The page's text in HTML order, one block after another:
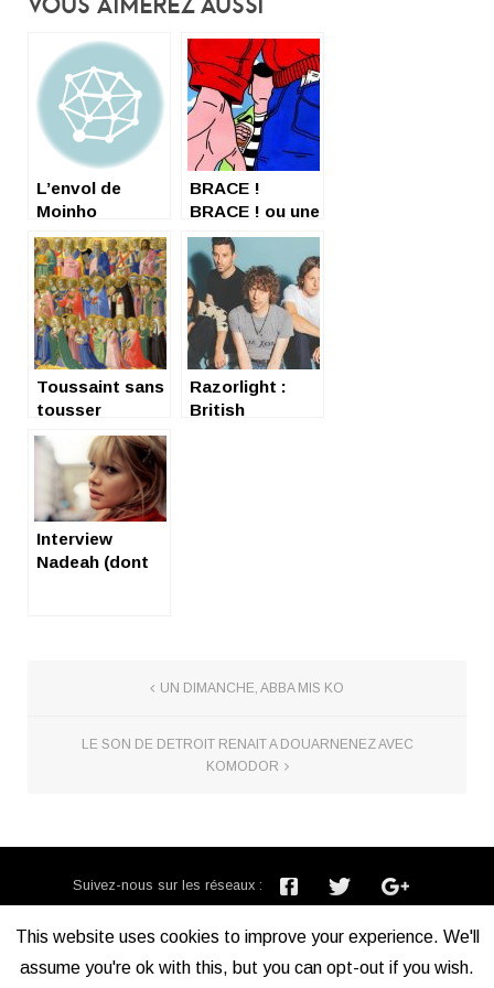
L’envol de
Moinho
BRACE !
BRACE ! ou une
bonne claque
sur les
tympans !
Toussaint sans
tousser
Razorlight :
British
Interview
Nadeah (dont
UN DIMANCHE, ABBA MIS KO
LE SON DE DETROIT RENAIT A DOUARNENEZ AVEC
KOMODOR
Suivez-nous sur les réseaux :
This website uses cookies to improve your experience. We'll
assume you're ok with this, but you can opt-out if you wish.